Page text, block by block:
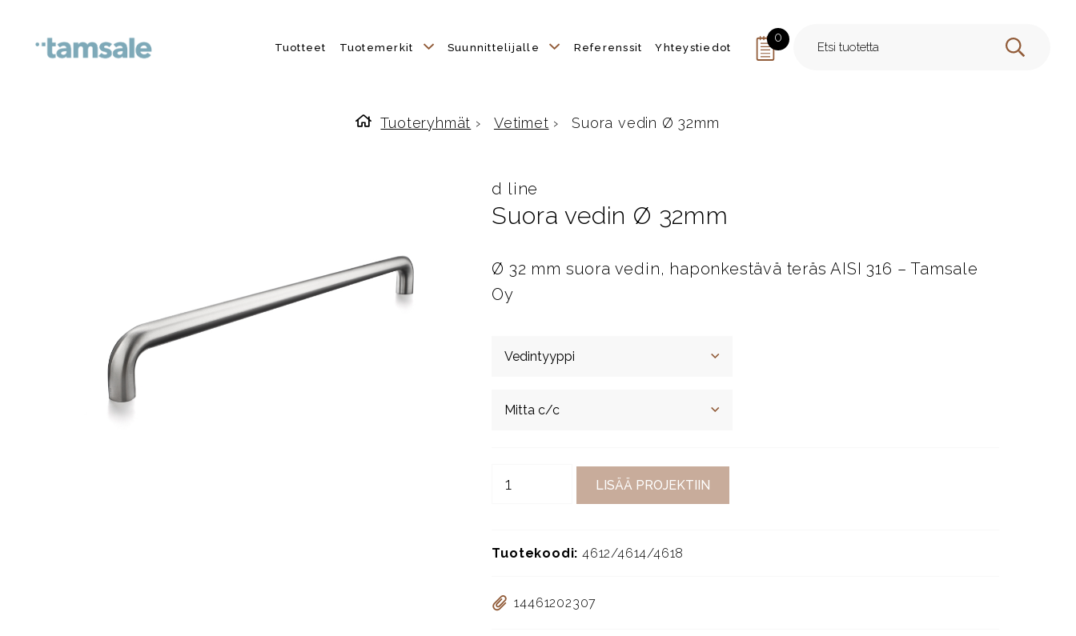
Tuotteet Tuotemerkit Suunnittelijalle Referenssit Yhteystiedot
0
HAE
Etusivulle
Tuoteryhmät › Vetimet › Suora vedin Ø 32mm
d line
Suora vedin Ø 32mm
Ø 32 mm suora vedin, haponkestävä teräs AISI 316 – Tamsale
Oy
LISÄÄ PROJEKTIIN
Tuotekoodi: 4612/4614/4618
14461202307